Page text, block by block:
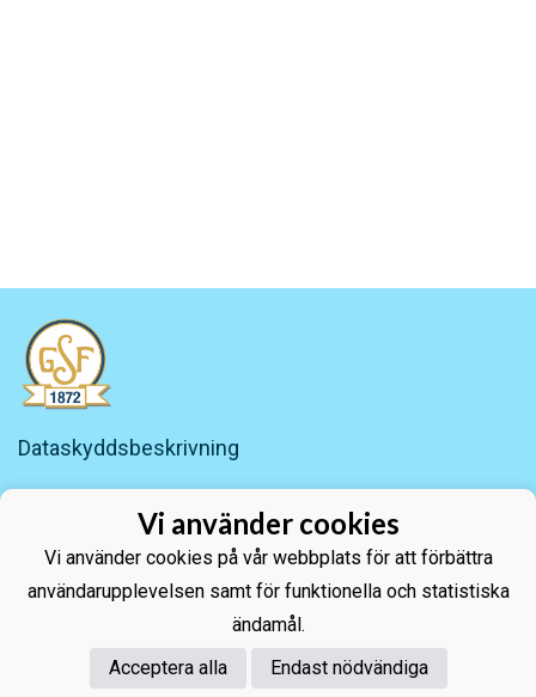
Dataskyddsbeskrivning
Mustakarivägen 20
67300 Karleby
Email: info.mustakari@gmail.com
Vi använder cookies
Vi använder cookies på vår webbplats för att förbättra
användarupplevelsen samt för funktionella och statistiska
ändamål.
Acceptera alla
Endast nödvändiga